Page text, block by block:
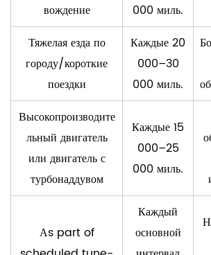
вождение
000 миль.
Тяжелая езда по
городу/короткие
поездки
Каждые 20
000–30
000 миль.
Высокопроизводите
льный двигатель
или двигатель с
турбонаддувом
Каждые 15
000–25
000 миль.
Аs part of
Каждый
основной